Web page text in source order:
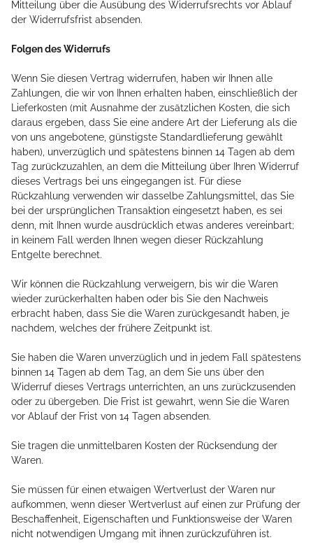
Mitteilung über die Ausübung des Widerrufsrechts vor Ablauf
der Widerrufsfrist absenden.
Folgen des Widerrufs
Wenn Sie diesen Vertrag widerrufen, haben wir Ihnen alle
Zahlungen, die wir von Ihnen erhalten haben, einschließlich der
Lieferkosten (mit Ausnahme der zusätzlichen Kosten, die sich
daraus ergeben, dass Sie eine andere Art der Lieferung als die
von uns angebotene, günstigste Standardlieferung gewählt
haben), unverzüglich und spätestens binnen 14 Tagen ab dem
Tag zurückzuzahlen, an dem die Mitteilung über Ihren Widerruf
dieses Vertrags bei uns eingegangen ist. Für diese
Rückzahlung verwenden wir dasselbe Zahlungsmittel, das Sie
bei der ursprünglichen Transaktion eingesetzt haben, es sei
denn, mit Ihnen wurde ausdrücklich etwas anderes vereinbart;
in keinem Fall werden Ihnen wegen dieser Rückzahlung
Entgelte berechnet.
Wir können die Rückzahlung verweigern, bis wir die Waren
wieder zurückerhalten haben oder bis Sie den Nachweis
erbracht haben, dass Sie die Waren zurückgesandt haben, je
nachdem, welches der frühere Zeitpunkt ist.
Sie haben die Waren unverzüglich und in jedem Fall spätestens
binnen 14 Tagen ab dem Tag, an dem Sie uns über den
Widerruf dieses Vertrags unterrichten, an uns zurückzusenden
oder zu übergeben. Die Frist ist gewahrt, wenn Sie die Waren
vor Ablauf der Frist von 14 Tagen absenden.
Sie tragen die unmittelbaren Kosten der Rücksendung der
Waren.
Sie müssen für einen etwaigen Wertverlust der Waren nur
aufkommen, wenn dieser Wertverlust auf einen zur Prüfung der
Beschaffenheit, Eigenschaften und Funktionsweise der Waren
nicht notwendigen Umgang mit ihnen zurückzuführen ist.